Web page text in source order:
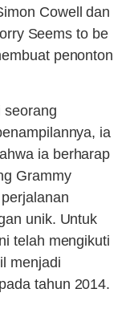
Cowell dan
Seems to be
penonton
seorang
ia
ia berharap
Grammy
unik. Untuk
telah mengikuti
menjadi
tahun 2014.